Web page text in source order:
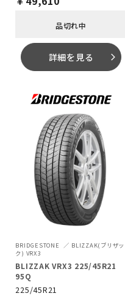
品切れ中
詳細を見る arrow_forward_ios
BRIDGESTONE
BLIZZAK(ブリザッ
ク) VRX3
BLIZZAK VRX3 225/45R21
95Q
225/45R21